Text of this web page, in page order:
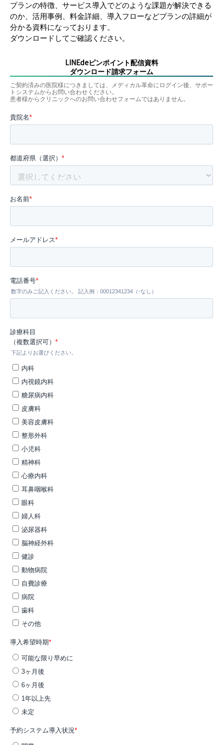
プランの特徴、サービス導入でどのような課題が解決できる
のか、活用事例、料金詳細、導入フローなどプランの詳細が
分かる資料になっております。
ダウンロードしてご確認ください。
LINEdeピンポイント配信資料
ダウンロード請求フォーム
ご契約済みの医院様につきましては、メディカル革命にログイン後、サポー
トシステムからお問い合わせください。
患者様からクリニックへのお問い合わせフォームではありません。